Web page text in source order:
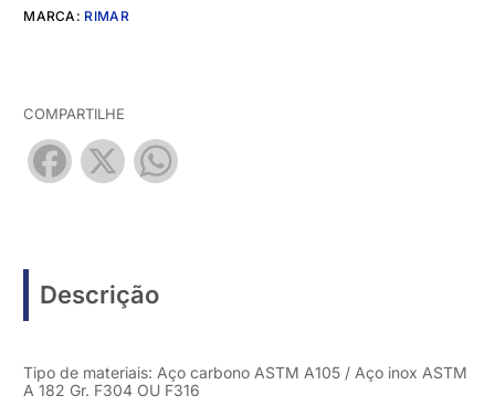
MARCA: RIMAR
COMPARTILHE
Facebook
X
Descrição
Tipo de materiais: Aço carbono ASTM A105 / Aço inox ASTM
A 182 Gr. F304 OU F316